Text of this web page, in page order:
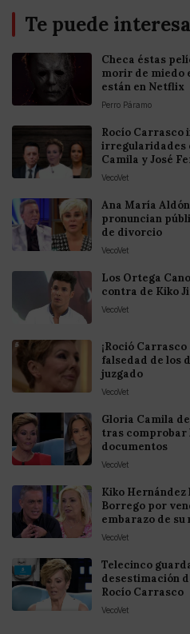
Te puede
Checa éstas
morir de miedo
están en Netflix
Perro Páramo
Rocío Carrasco
irregularidades
Camila y José
VecoVet
Ana María
pronuncian
de divorcio
VecoVet
Los Ortega
contra de Kiko
VecoVet
¡Roció
falsedad de los
juzgado
VecoVet
Gloria Camila
tras comprobar
documentos
VecoVet
Kiko
Borrego por
embarazo de su
VecoVet
Telecinco
desestimación
Rocío Carrasco
VecoVet